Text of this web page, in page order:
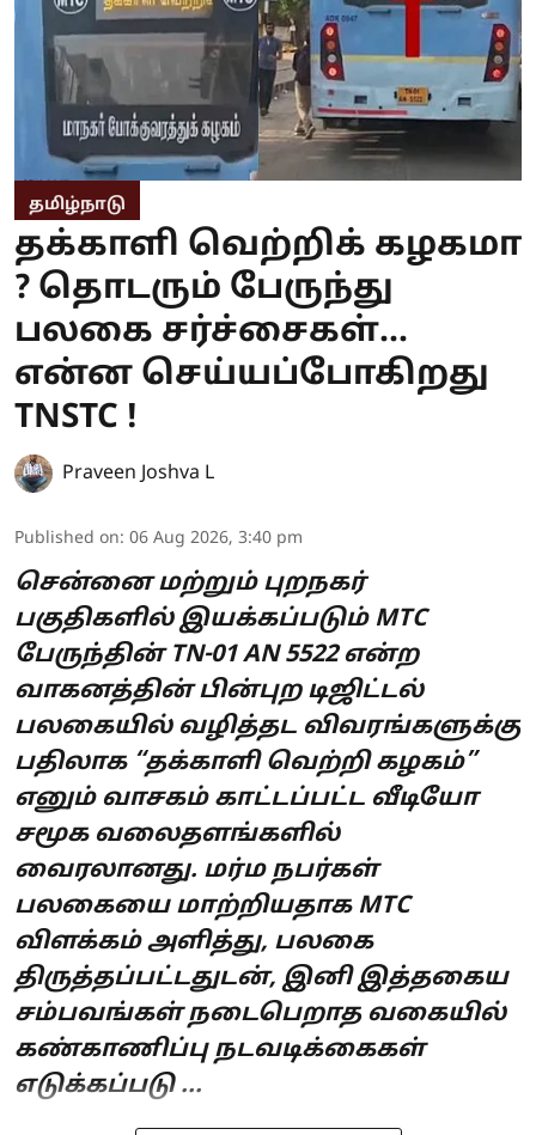
தமிழ்நாடு
தக்காளி வெற்றிக் கழகமா
? தொடரும் பேருந்து
பலகை சர்ச்சைகள்...
என்ன செய்யப்போகிறது
TNSTC !
Praveen Joshva L
Published on: 06 Aug 2026, 3:40 pm
சென்னை மற்றும் புறநகர்
பகுதிகளில் இயக்கப்படும் MTC
பேருந்தின் TN-01 AN 5522 என்ற
வாகனத்தின் பின்புற டிஜிட்டல்
பலகையில் வழித்தட விவரங்களுக்கு
பதிலாக “தக்காளி வெற்றி கழகம்”
எனும் வாசகம் காட்டப்பட்ட வீடியோ
சமூக வலைதளங்களில்
வைரலானது. மர்ம நபர்கள்
பலகையை மாற்றியதாக MTC
விளக்கம் அளித்து, பலகை
திருத்தப்பட்டதுடன், இனி இத்தகைய
சம்பவங்கள் நடைபெறாத வகையில்
கண்காணிப்பு நடவடிக்கைகள்
எடுக்கப்படு ...